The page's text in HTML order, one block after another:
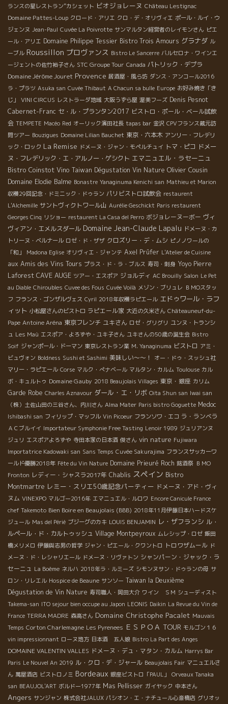
ランスの星レストラン”カシェット ビオジョレーヌ Château Lestignac
Domaine Pattes-Loup クロード・アリエ クロ・デ・オリヴィエ ポール・ルイ・ウ
ジェンヌ Jean-Paul Cuvée La Poivrotte サンマルタン経営者のレイモンさん ピエ
ール・アリエ Domaine Philippe Tessier Bistro Trois Amours グラナダ ル
ーブル Roussillon プロヴァンス Bistro Le Sancerre バルセロナ・ワインエ
ージェントの佐竹裕子さん STC Groupe Tour Canada パトリック・デプラ
Domaine Jérôme Jouret Provence 居酒屋・風ら坊 ダンス・アンコール2016
ラ・プラツ Asuka san Cuvée Thibaut A Chacun sa bulle Europe お好み焼き「き
じ」
VINI CIRCUS レストラーダ地域 大阪うずら屋 渥美フーズ Denis Pesnot
Cabernet-Franc セ・ル・プランタン2017 ビストロ・ポール・ベール試飲
会 TEMPETE Macéo Red オーリック濱田社長 tapas bar 金沢 CPVフランス蔵元訪
問ツアー Bouzigues Domaine Lilian Bauchet 東京・六本木 アンリー・フレデリ
ック・ロック La Remise ドメーヌ・ジャン・モペルチュイ トマ・ピコ ドメー
ヌ・フレデリック・エ・アルノー・ゲシクト エマニュエル・ラセーニュ
Bistro Coinstot Vino Taiwan Dégustation Vin Nature Olivier Cousin
Domaine Elodie Balme Bonastre Yanaginuma Kenichi san Mathieu et Marion
収穫29回記念・ドミニック・ドゥラン パリビストロ試飲会 restaurent
L'Alchemille サントヴィクトワール山 Aurélie Geschickt Paris restaurent
Georges Cinq リショー restaurent La Casa del Perro ボジョレーヌーボー ヴィ
ヴィアン・エメルスダール Domaine Jean-Claude Lapalu ドメーヌ・カ
トリーヌ・ベルナール ロゼ・ド・ザザ クロズリー・デ・ムシ ピノノワールの
「和」
Madona Eglise オリヴィエ・ジャンテ Axel Prüfer L'Atelier de Cuisine
aux Amis des Vins Tours プラス・ド・ラ・ブルス 寿司・刺身 Yoyo Pierre
Laforest CAVE AUGE ツアー・エスポア ジョルディ AC Brouilly Salon Le Pet
au Diable Chiroubles Cuvee des Fous Cuvée Voilà メゾン・ブリュレ ＢＭОスタッ
フ フランス・ゴンザルヴェス Cyril 2018年収穫ラピエール エドゥワール・ラフ
ィット 小松屋さんのビストロ ラピエール家 大近の久米さん Châteauneuf-du-
Pape Antoine Aréna 東京フレンチ ユキさん ロゼ・グリグリ ユンヌ・トランシ
ュ Les Maù エスポア・よろずや・ユキ子さん ユキさんの50歳の誕生会 Bistro
Soif ジャンポール・ドーマン 東京レストラン業 M. Yanaginuma ビストロ アミ・
ビュヴォン Boldness Sushi et Sashimi 美味しい～～！
オー・ドゥ・スッシュ社
マリー・ラピエール Corse マルク・ぺナベール マルタン・カルム Toulouse カル
ボ・キュルトゥ Domaine Gauby 2018 Beaujolais Villages 東京・銀座 カリム
Garde Robe Charles Aznavour ダール・エ・リボ Oita Shun san Iwai san
（株）土佐山田の三谷さん、内川さん Alma Mater Paris bistro Goguette Medoc
Ishibashi san フィリップ・マッフル Vin Picoeur フランソワ・エコ ラ・ランベラ
ＡＣブルイイ Importateur Symphonie Free Tasting Lenoir 1989 ジュリアンヌ
ジュリ エスポアよろずや 寺田本家の日本酒 俊さん vin nature Fujiwara
Importatrice Kadowaki san Sans Temps Cuvée Sakurajima フランスサッカーワ
ールド優勝2018年 Fête du Vin Nature Domaine Prieuré Roch 銘酒祭 ＢＭО
Fronton レディー・シャスラ2017年 Chablis スペイン Bistro
Montmartre レミー・スリエ50歳記念パーティー ドメーヌ・アド・ヴィ
ヌム VINEXPO マルゴー2016年 エマニュエル・ルロワ Encore Canicule France
chef Takemoto Bien Boire en Beaujolais (BBB) 2018年11月伊藤日本ハードスケ
ジュール Mas del Périé ブジーグのカキ LOUIS BENJAMIN レ・ザフランシ ル・
ルペール・ド・カルトゥッシュ Village Montpeyroux ムレシップ・ロゼ 飯田
橋メリメロ 伊藤與志男の哲学 ジャン・ピエール・クワントロ トロワザムール ド
メーヌ・ド・レシャリエール ドメーヌ・リヴァトン シャンパーン・ジャック・ラ
セーニュ La Boème ネルハ 2018年ラ・ルミーズ シモンヌサン・ドゥランの母 サ
ロン・リレエル Hospice de Beaune サンソー Taiwan la Deuxième
Dégustation de Vin Nature 寿司職人・岡田大介 ワイン ＳＭ シューディスト
Takema-san ITO sejour bien occupe au Japon LEONIS Daikin La Revue du Vin de
France TERRA MADRE 森高さん Domaine Christophe Pacalet Mauvais
Temps Corton Charlemagne Les Pyrenees ＥＳＰＯＡ TOUR モルゴン１６
vin impressionnant ローヌ地方 日本酒 五人娘 Bistro La Part des Anges
DOMAINE VALENTIN VALLES ドメーヌ・デュ・マタン・カルム Harrys Bar
Paris Le Nouvel An 2019 ル・クロ・デ・ジャール Beaujolais Fair マニュエルさ
ん 萬屋酒店 ビストロノミ Bordeaux 銀座ビストロ「PAUL」
Orveaux Tanaka
san BEAUJOL'ART ボルドー1977年 Mas Pellisser ガイヤック 中本さん
Angers サンジャン 株式会社JALUX パシオン・エ・ナチュール心斎橋店 グリオッ